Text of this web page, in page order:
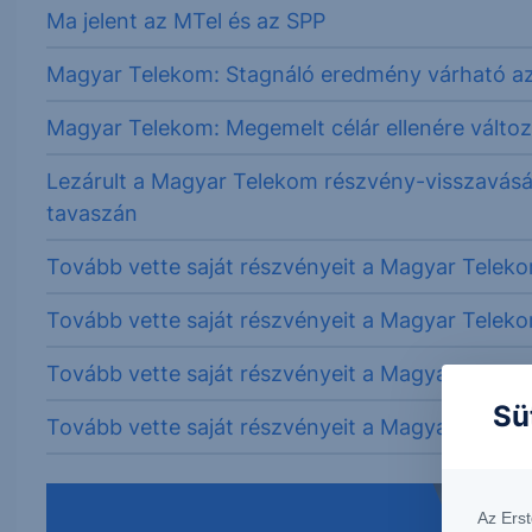
Ma jelent az MTel és az SPP
Magyar Telekom: Stagnáló eredmény várható
Magyar Telekom: Megemelt célár ellenére
Lezárult a Magyar Telekom részvény-
tavaszán
Tovább vette saját részvényeit a Magyar
Tovább vette saját részvényeit a Magyar
Tovább vette saját részvényeit a Magyar
Tovább vette saját részvényeit a Magyar
Az